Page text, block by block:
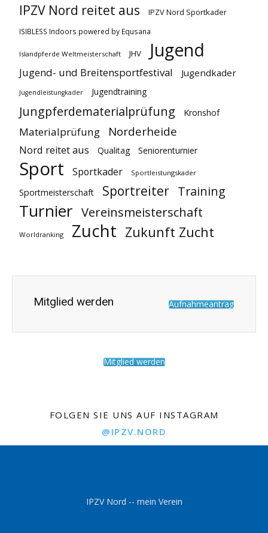
IPZV Nord reitet aus IPZV Nord Sportkader
ISIBLESS Indoors powered by Equsana
Islandpferde Weltmeisterschaft JHV Jugend
Jugend- und Breitensportfestival Jugendkader
Jugendleistungkader Jugendtraining
Jungpferdematerialprüfung Kronshof
Materialprüfung Norderheide
Nord reitet aus Qualitag Seniorenturnier
Sport Sportkader Sportleistungskader
Sportmeisterschaft Sportreiter Training
Turnier Vereinsmeisterschaft
Worldranking Zucht Zukunft Zucht
Mitglied werden Aufnahmeantrag
Mitglied werden
FOLGEN SIE UNS AUF INSTAGRAM
@IPZV.NORD
IPZV Nord -- mein Verein